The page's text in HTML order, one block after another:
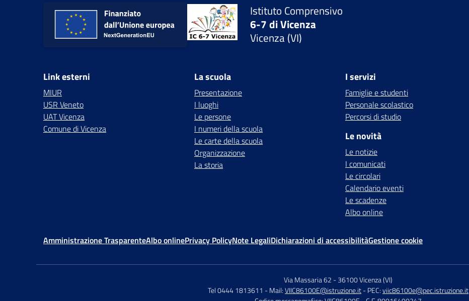
Istituto Comprensivo
6-7 di Vicenza
Vicenza (VI)
Link esterni
MIUR
USR Veneto
UAT Vicenza
Comune di Vicenza
La scuola
Presentazione
I luoghi
Le persone
I numeri della scuola
Le carte della scuola
Organizzazione
La storia
I servizi
Famiglie e studenti
Personale scolastico
Percorsi di studio
Le novità
Le notizie
I comunicati
Le circolari
Calendario eventi
Le scadenze
Albo online
Amministrazione TrasparenteAlbo onlinePrivacy PolicyNote LegaliDichiarazioni di accessibilitàGestione cookie
Via Massaria 62 -36100 Vicenza (VI)
Tel 0444 1813611 - Mail:VIIC86100E@istruzione.it- PEC:viic86100e@pec.istruzione.it